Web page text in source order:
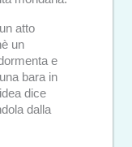
atto
un
e
bara in
dice
dalla